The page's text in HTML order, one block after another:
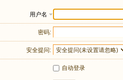
用户名
密码:
安全提问:
自动登录